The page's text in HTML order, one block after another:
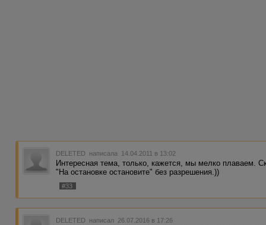
DELETED написала 14.04.2011 в 13:02
Интересная тема, только, кажется, мы мелко плаваем.
"На остановке остановите" без разрешения.))
#33
DELETED написал 26.07.2016 в 17:26